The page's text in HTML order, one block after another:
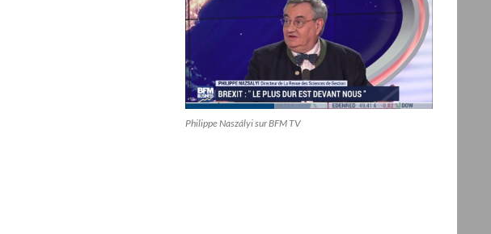
Philippe Naszályi sur BFM TV